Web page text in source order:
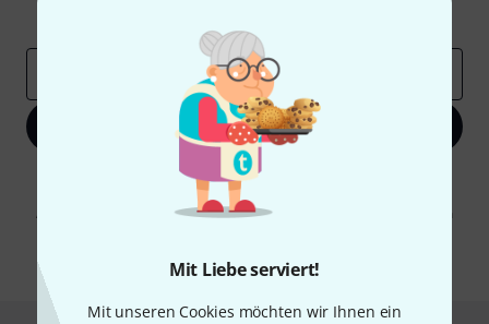
Mit Liebe serviert!
Mit unseren Cookies möchten wir Ihnen ein
Jetzt anmelden
Mit Klick auf „Jetzt anmelden“ stimmen Sie dem Erhalt von E-Mail-
Werbung und einer Messung des E-Mail-Nutzungsverhaltens zu. Die
Abmeldung ist jederzeit möglich. Weitere Informationen finden Sie in
* Pflichtfeld